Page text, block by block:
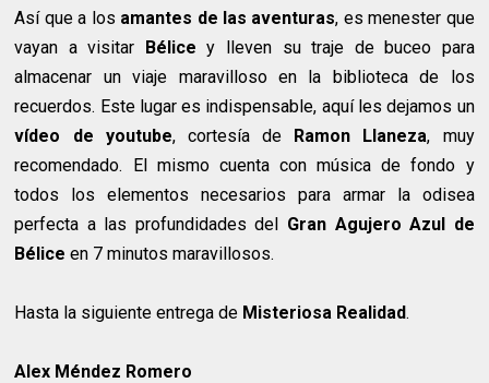
Así que a los amantes de las aventuras, es menester que
vayan a visitar Bélice y lleven su traje de buceo para
almacenar un viaje maravilloso en la biblioteca de los
recuerdos. Este lugar es indispensable, aquí les dejamos un
vídeo de youtube, cortesía de Ramon Llaneza, muy
recomendado. El mismo cuenta con música de fondo y
todos los elementos necesarios para armar la odisea
perfecta a las profundidades del Gran Agujero Azul de
Béliceen 7 minutos maravillosos.
Hasta la siguiente entrega de Misteriosa Realidad.
Alex Méndez Romero